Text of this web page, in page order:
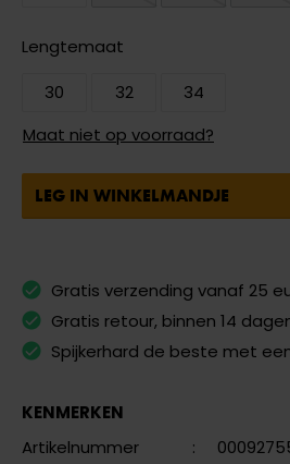
Lengtemaat
30
32
34
Maat niet op voorraad?
LEG IN WINKELMANDJE
Gratis verzending vanaf 25
Gratis retour, binnen 14
Spijkerhard de beste met
KENMERKEN
Artikelnummer
: